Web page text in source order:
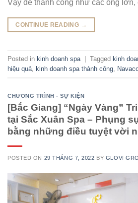
Vậy để thành công như các ông lớn,
CONTINUE READING →
Posted in kinh doanh spa | Tagged kinh
hiệu quả kinh doanh spa thành công
CHƯƠNG TRÌNH - SỰ KIỆN
[Bắc Giang] “Ngày Vàng”
tại Sắc Xuân Spa – Phụng
bằng những điều tuyệt vời
POSTED ON 29 THÁNG 7, 2022 BY GLOVI